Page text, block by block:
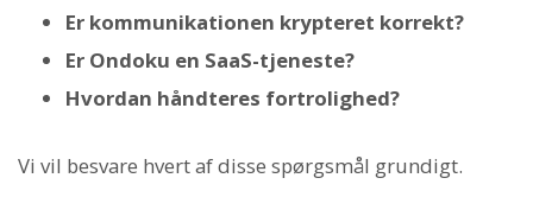
Er kommunikationen krypteret korrekt?
Er Ondoku en SaaS-tjeneste?
Hvordan håndteres fortrolighed?
Vi vil besvare hvert af disse spørgsmål grundigt.